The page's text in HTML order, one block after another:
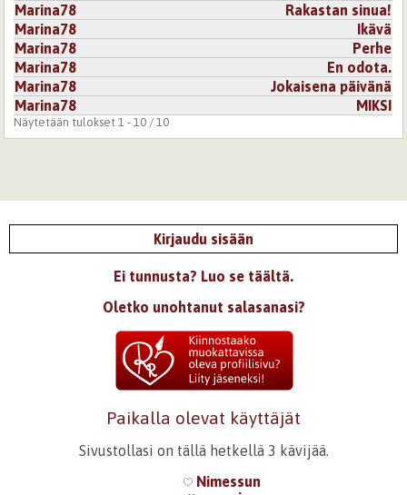
Marina78
Rakastan sinua!
Marina78
Ikävä
Marina78
Perhe
Marina78
En odota.
Marina78
Jokaisena päivänä
Marina78
MIKSI
Näytetään tulokset 1 - 10 / 10
Kirjaudu sisään
Ei tunnusta? Luo se täältä.
Oletko unohtanut salasanasi?
Paikalla olevat käyttäjät
Sivustollasi on tällä hetkellä 3 kävijää.
Nimessun